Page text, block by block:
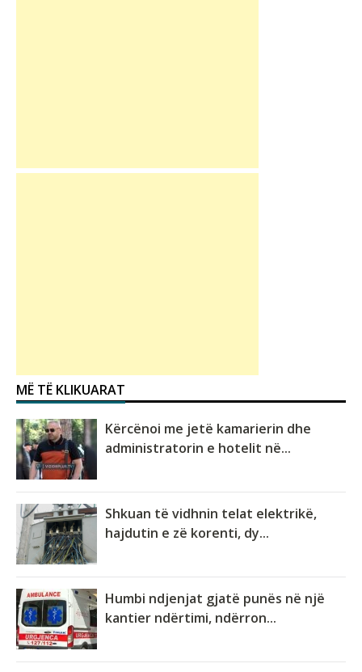
MË TË KLIKUARAT
Kërcënoi me jetë kamarierin dhe
administratorin e hotelit në...
Shkuan të vidhnin telat elektrikë,
hajdutin e zë korenti, dy...
Humbi ndjenjat gjatë punës në një
kantier ndërtimi, ndërron...